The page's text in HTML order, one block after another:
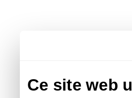
Ce site web